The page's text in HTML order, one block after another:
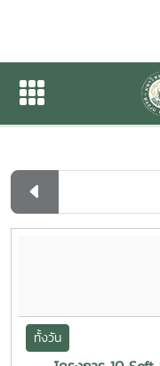
ปฏิทินกิจกร
ปฏิทินกิจกรรมของ
ทั้งวัน